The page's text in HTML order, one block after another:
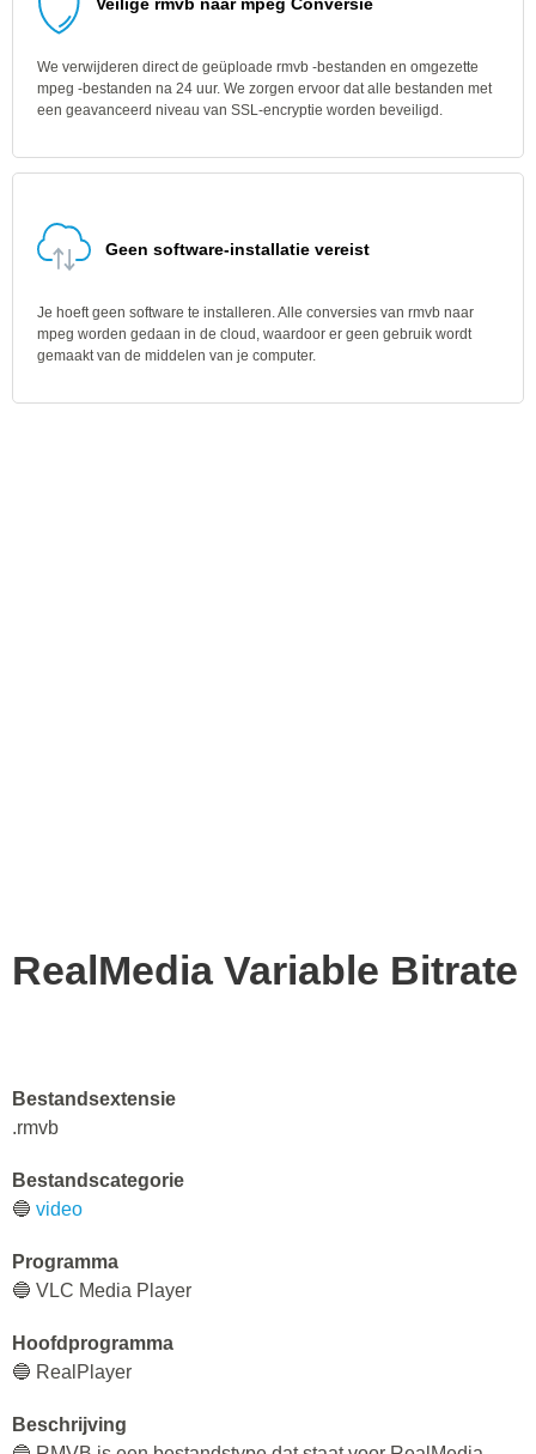
We verwijderen direct de geüploade rmvb -bestanden en omgezette
mpeg -bestanden na 24 uur. We zorgen ervoor dat alle bestanden met
een geavanceerd niveau van SSL-encryptie worden beveiligd.
Geen software-installatie vereist
Je hoeft geen software te installeren. Alle conversies van rmvb naar
mpeg worden gedaan in de cloud, waardoor er geen gebruik wordt
gemaakt van de middelen van je computer.
RealMedia Variable Bitrate
Bestandsextensie
.rmvb
Bestandscategorie
🔵 video
Programma
🔵 VLC Media Player
Hoofdprogramma
🔵 RealPlayer
Beschrijving